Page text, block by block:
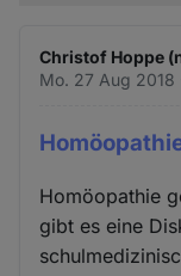
Christof Hoppe
Mo. 27 Aug 2018
Homöopathie
gibt es eine